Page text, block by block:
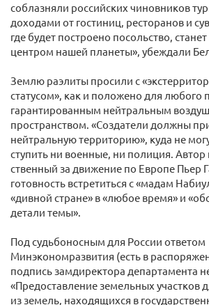
соблазняли российских чиновников
доходами от гостиниц, ресторанов и
где будет построено посольство,
центром нашей планеты», убеждали
Землю раэлиты просили с
статусом», как и положено для любого
гарантированным нейтральным
пространством. «Создатели должны
нейтральную территорию», куда не
ступить ни военные, ни полиция.
ственный за движение по Европе Пьер
готовность встретиться с «мадам
«дивной стране» в «любое время» и
детали темы».
Под судьбоносным для России ответом
Минэкономразвития (есть в
подпись замдиректора департамента
«Предоставление земельных участков
из земель, находящихся в